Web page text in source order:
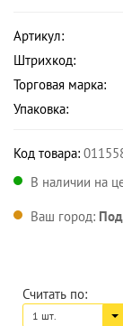
Артикул:
Штрихкод:
Торговая марка:
Упаковка:
Код товара:
В наличии на
Ваш город: Под
Считать по:
1 шт.